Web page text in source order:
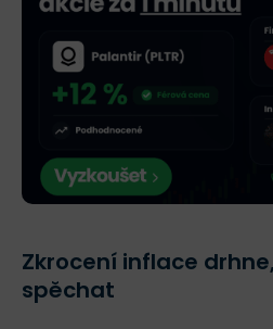
Zkrocení inflace
spěchat